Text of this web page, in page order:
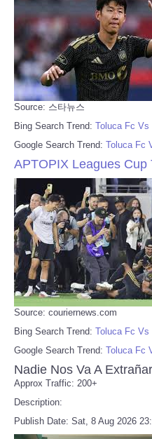
Source: 스타뉴스
Bing Search Trend: Toluca Fc Vs
Google Search Trend: Toluca Fc
APTOPIX Leagues Cup
Source: couriernews.com
Bing Search Trend: Toluca Fc Vs
Google Search Trend: Toluca Fc
Nadie Nos Va A
Approx Traffic: 200+
Description:
Publish Date: Sat, 8 Aug 2026